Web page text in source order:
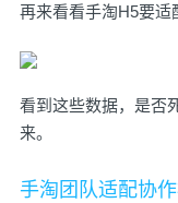
再来看看手淘H5要适
看到这些数据，是否
来。
手淘团队适配协